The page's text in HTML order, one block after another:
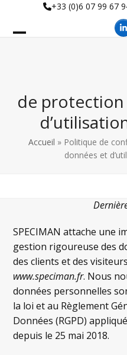
content
+33 (0)6 07 99 67
de
Accueil » Politique de
données et
SPECIMAN attache une
gestion rigoureuse des
des clients et des
www.speciman.fr. Nous
données personnelles
la loi et au Règlement
Données (RGPD)
depuis le 25 mai 2018.